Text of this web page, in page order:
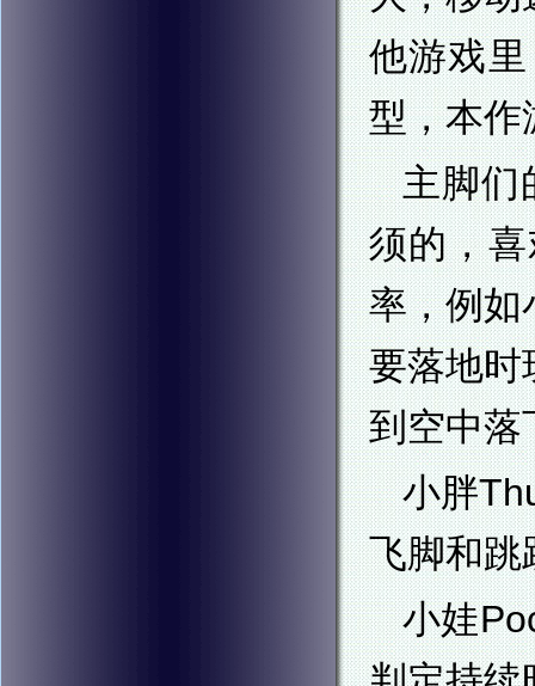
他游戏
型，本作
主脚们
须的，
率，例如
要落地时
到空中落
小胖
飞脚和跳
小娃